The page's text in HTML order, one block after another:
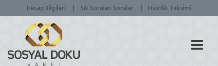
Hesap Bilgileri Sık Sorulan Sorular Etkinlik Takvimi